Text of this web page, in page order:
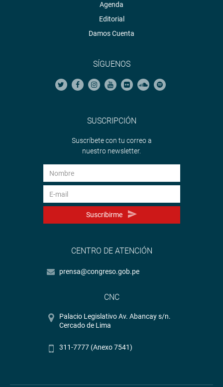
Agenda
Editorial
Damos Cuenta
SÍGUENOS
SUSCRIPCIÓN
Suscríbete con tu correo a
nuestro newsletter.
Suscribirme
CENTRO DE ATENCIÓN
prensa@congreso.gob.pe
CNC
Palacio Legislativo Av. Abancay s/n.
Cercado de Lima
311-7777 (Anexo 7541)